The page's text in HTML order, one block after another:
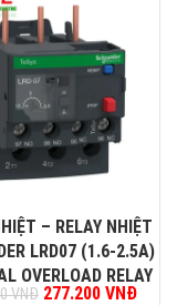
277.200 VNĐ.
– RELAY NHIỆT
LRD07 (1.6-2.5A)
OVERLOAD RELAY
VNĐ
Giá gốc là:
277.200 VNĐ